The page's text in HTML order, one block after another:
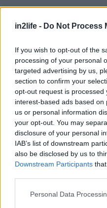
in2life - Do Not Process
If you wish to opt-out of the
processing of your personal
targeted advertising by us,
section to confirm your
opt-out request is processed
interest-based ads based
us or personal information
your opt-out. You may
disclosure of your personal
IAB’s list of downstream
also be disclosed by us to
Downstream Participants
Please note that this
Personal Data